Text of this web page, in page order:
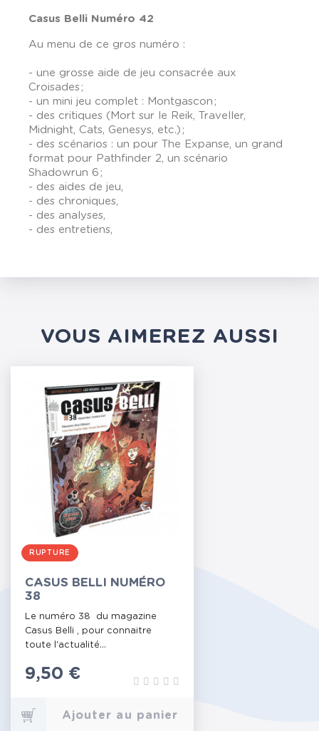
Casus Belli Numéro 42
Au menu de ce gros numéro :
- une grosse aide de jeu consacrée aux
Croisades ;
- un mini jeu complet : Montgascon ;
- des critiques (Mort sur le Reik, Traveller,
Midnight, Cats, Genesys, etc.) ;
- des scénarios : un pour The Expanse, un grand
format pour Pathfinder 2, un scénario
Shadowrun 6 ;
- des aides de jeu,
- des chroniques,
- des analyses,
- des entretiens,
VOUS AIMEREZ AUSSI
RUPTURE
CASUS BELLI NUMÉRO
38
Le numéro 38 du magazine
Casus Belli , pour connaitre
toute l'actualité...
Prix
9,50 €
Ajouter au panier